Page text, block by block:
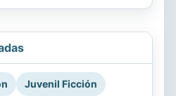
Juvenil Ficción